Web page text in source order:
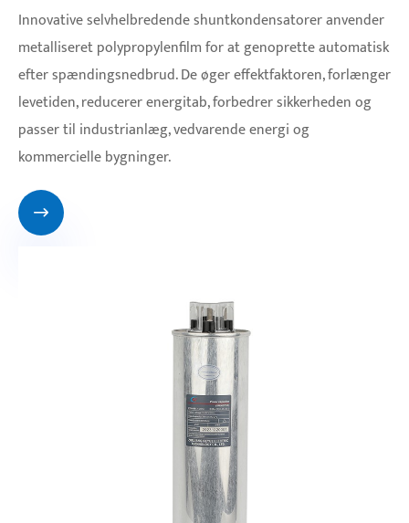
Innovative selvhelbredende shuntkondensatorer anvender
metalliseret polypropylenfilm for at genoprette automatisk
efter spændingsnedbrud. De øger effektfaktoren, forlænger
levetiden, reducerer energitab, forbedrer sikkerheden og
passer til industrianlæg, vedvarende energi og
kommercielle bygninger.
